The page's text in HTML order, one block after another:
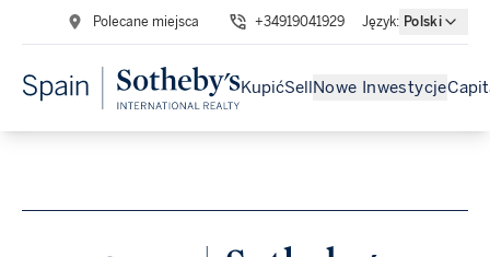
Polecane miejsca +34919041929 Język: Polski
KupićSell Nowe Inwestycje